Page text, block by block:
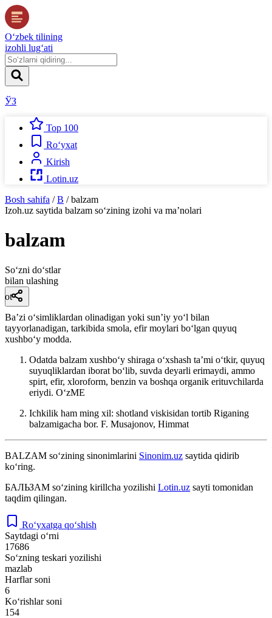
O‘zbek tilining
izohli lug‘ati
ЎЗ
Top 100
Ro‘yxat
Kirish
Lotin.uz
Bosh sahifa / B / balzam
Izoh.uz saytida balzam so‘zining izohi va ma’nolari
balzam
So‘zni do‘stlar
bilan ulashing
ot
Baʼzi oʻsimliklardan olinadigan yoki sunʼiy yoʻl bilan
tayyorlanadigan, tarkibida smola, efir moylari boʻlgan quyuq
xushboʻy modda.
Odatda balzam xushboʻy shiraga oʻxshash taʼmi oʻtkir, quyuq
suyuqliklardan iborat boʻlib, suvda deyarli erimaydi, ammo
spirt, efir, xloroform, benzin va boshqa organik erituvchilarda
eriydi. OʻzME
Ichkilik ham ming xil: shotland viskisidan tortib Riganing
balzamigacha bor. F. Musajonov, Himmat
BALZAM so‘zining sinonimlarini Sinonim.uz saytida qidirib
ko‘ring.
БАЛЬЗАМ so‘zining kirillcha yozilishi Lotin.uz sayti tomonidan
taqdim qilingan.
Ro‘yxatga qo‘shish
Saytdagi o‘rni
17686
So‘zning teskari yozilishi
mazlab
Harflar soni
6
Ko‘rishlar soni
154